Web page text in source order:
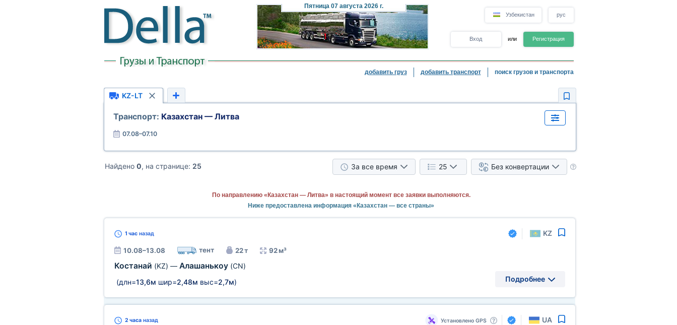
Пятница07 августа 2026 г.
Узбекистан рус
Вход или Регистрация
добавить груз добавить транспорт поиск грузов и транспорта
KZ-LT
Транспорт: Казахстан — Литва
07.08–07.10
Найдено 0, на странице: 25 За все время 25 Без конвертации
По направлению «Казахстан — Литва» в настоящий момент все заявки выполняются.
Ниже предоставлена информация «Казахстан — все страны»
1 часназад KZ
10.08–13.08 тент 22 т 92 м³
Костанай (KZ) — Алашанькоу (CN)
(длн=13,6м шир=2,48м выс=2,7м) Подробнее
2 часаназад Установлено GPS UA